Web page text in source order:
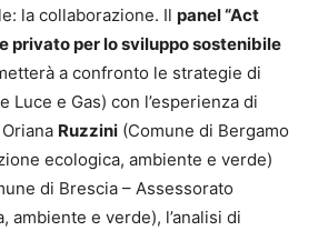
la collaborazione. Il panel “Act
privato per lo sviluppo sostenibile
a confronto le strategie di
Luce e Gas) con l’esperienza di
Ruzzini (Comune di Bergamo
ecologica, ambiente e verde)
di Brescia – Assessorato
ambiente e verde), l’analisi di